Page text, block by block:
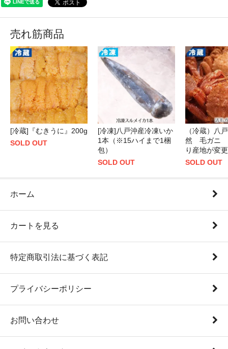
売れ筋商品
[冷蔵]『むきうに』200g
SOLD OUT
[冷凍]八戸沖産冷凍いか
1本（※15ハイまで1梱
包）
SOLD OUT
（冷蔵）八
然 毛ガニ
り産地が変
SOLD OUT
ホーム
カートを見る
特定商取引法に基づく表記
プライバシーポリシー
お問い合わせ